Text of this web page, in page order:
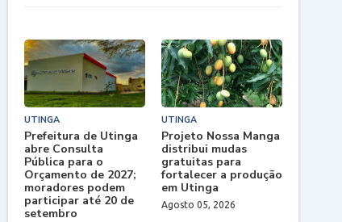
UTINGA
Prefeitura de Utinga
abre Consulta
Pública para o
Orçamento de 2027;
moradores podem
participar até 20 de
setembro
UTINGA
Projeto Nossa Manga
distribui mudas
gratuitas para
fortalecer a produção
em Utinga
Agosto 05, 2026